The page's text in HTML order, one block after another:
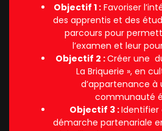
Objectif 1 : Favoriser
des apprentis et des
parcours pour
l’examen et leur
Objectif 2 :Créer une
La Briquerie », en
d’appartenance à
communauté
Objectif 3 :Identifier
démarche partenariale